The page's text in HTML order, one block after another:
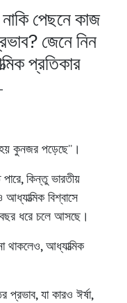
পেছনে কাজ
জেনে নিন
প্রতিকার
কুনজর পড়েছে”।
কিন্তু ভারতীয়
বিশ্বাসে
বছর ধরে চলে আসছে।
থাকলেও, আধ্যাত্মিক
প্রভাব, যা কারও ঈর্ষা,